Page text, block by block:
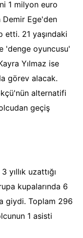
1 milyon euro
Ege'den
etti. 21 yaşındaki
'denge oyuncusu'
Yılmaz ise
görev alacak.
alternatifi
geçiş
yıllık uzattığı
kupalarında 6
giydi. Toplam 296
1 asisti